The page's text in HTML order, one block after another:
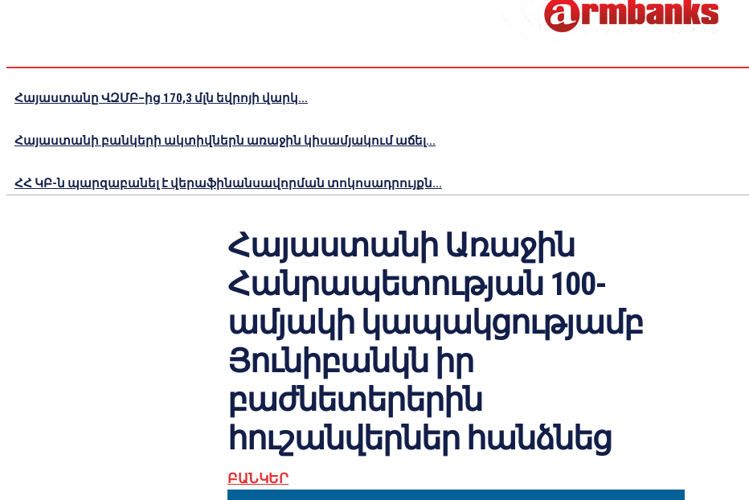
Հայաստանը ՎԶՄԲ–ից 170,3 մլն եվրոյի վարկ...
Հայաստանի բանկերի ակտիվներն առաջին կիսամյակում աճել...
ՀՀ ԿԲ-ն պարզաբանել է վերաֆինանսավորման տոկոսադրույքն...
Հայաստանի Առաջին
Հանրապետության 100-
ամյակի կապակցությամբ
Յունիբանկն իր
բաժնետերերին
հուշանվերներ հանձնեց
ԲԱՆԿԵՐ